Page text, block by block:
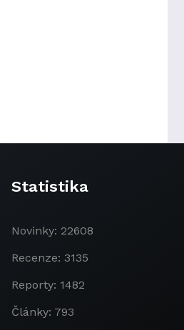
Statistika
Novinky: 22608
Recenze: 3135
Reporty: 1482
Články: 793